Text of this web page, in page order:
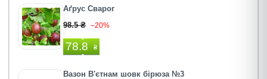
Аґрус Сварог
98.5 ₴ –20%
78.8 ₴
Вазон В'єтнам шовк бірюза №3